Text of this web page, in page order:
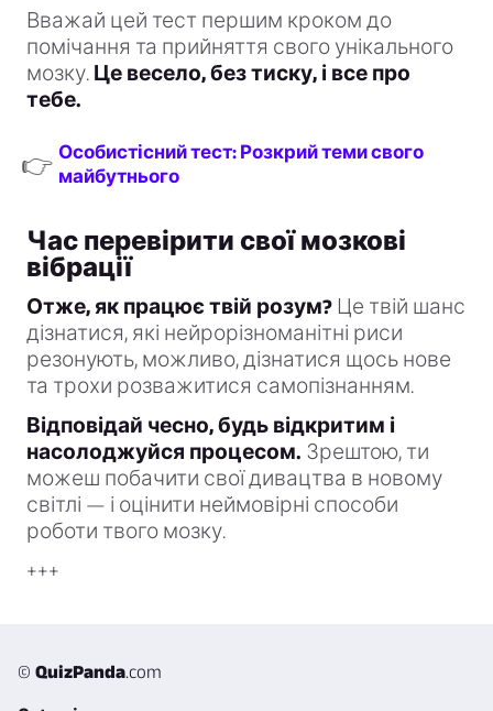
Вважай цей тест першим кроком до
помічання та прийняття свого унікального
мозку. Це весело, без тиску, і все про
тебе.
👉 Особистісний тест: Розкрий теми свого
майбутнього
Час перевірити свої мозкові
вібрації
Отже, як працює твій розум? Це твій шанс
дізнатися, які нейрорізноманітні риси
резонують, можливо, дізнатися щось нове
та трохи розважитися самопізнанням.
Відповідай чесно, будь відкритим і
насолоджуйся процесом. Зрештою, ти
можеш побачити свої дивацтва в новому
світлі — і оцінити неймовірні способи
роботи твого мозку.
+++
© QuizPanda.com